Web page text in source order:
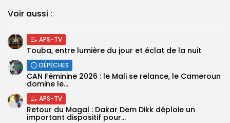
Voir aussi :
APS-TV
Touba, entre lumière du jour et éclat de la nuit
DÉPÊCHES
‎CAN Féminine 2026 : le Mali se relance, le Cameroun
domine le...
APS-TV
Retour du Magal : Dakar Dem Dikk déploie un
important dispositif pour...